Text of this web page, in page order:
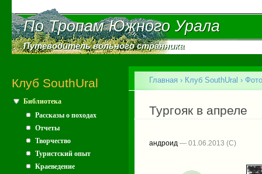
По Тропам Южного Урала
По Тропам Южного Урала
Путеводитель вольного странника
Путеводитель вольного странника
Клуб SouthUral
Библиотека
Рассказы о походах
Отчеты
Творчество
Туристский опыт
Краеведение
Вы здесь
Главная › Клуб SouthUral ›
Тургояк в апреле
андроид — 01.06.2013